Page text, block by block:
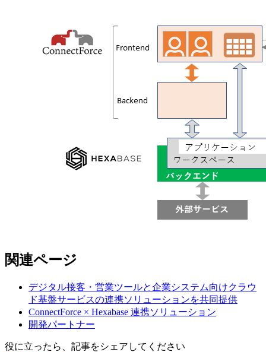
関連ページ
デジタル接客・営業ツールと企業システム向けクラウ
ド基盤サービスの連携ソリューションを共同提供
ConnectForce × Hexabase 連携ソリューション
開発パートナー
役に立ったら、記事をシェアしてください